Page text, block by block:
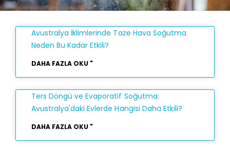
Avustralya İklimlerinde Taze Hava Soğutma
Neden Bu Kadar Etkili?
DAHA FAZLA OKU "
Ters Döngü ve Evaporatif Soğutma:
Avustralya'daki Evlerde Hangisi Daha Etkili?
DAHA FAZLA OKU "